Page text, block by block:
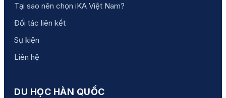
Tại sao nên chọn iKA Việt Nam?
Đối tác liên kết
Sự kiện
Liên hệ
DU HỌC HÀN QUỐC